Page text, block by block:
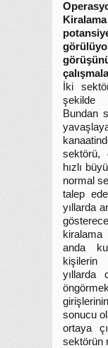
İki
şekilde
Bundan
sektörü,
hızlı
normal
talep
yıllarda
anda
kişilerin
yıllarda
sonucu
ortaya
sektörün